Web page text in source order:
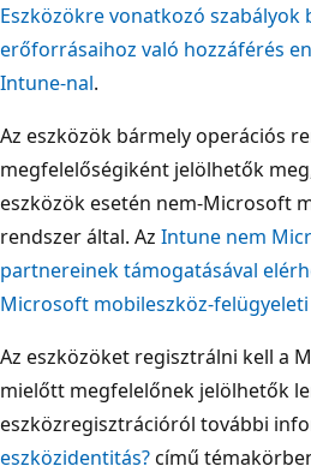
Eszközökre vonatkozó szabályok
erőforrásaihoz való hozzáférés
Intune-nal.
Az eszközök bármely operációs
megfelelőségiként jelölhetők
eszközök esetén nem-Microsoft
rendszer által. Az Intune nem
partnereinek támogatásával
Microsoft mobileszköz-felügyeleti
Az eszközöket regisztrálni kell a
mielőtt megfelelőnek jelölhetők
eszközregisztrációról további
eszközidentitás?című